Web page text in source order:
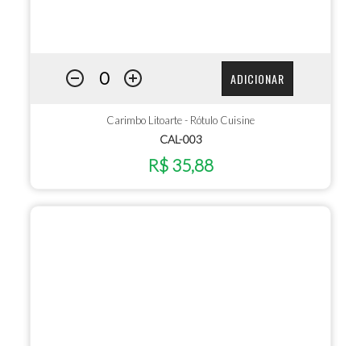
ADICIONAR
Carimbo Litoarte - Rótulo Cuisine
CAL-003
R$ 35,88